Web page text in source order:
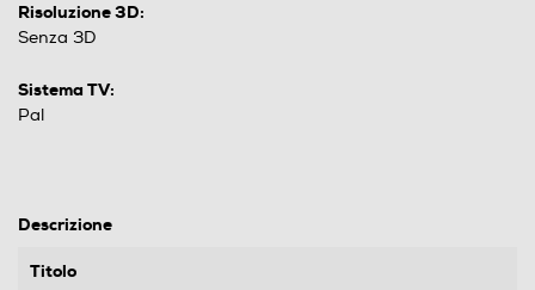
Risoluzione 3D:
Senza 3D
Sistema TV:
Pal
Descrizione
Titolo